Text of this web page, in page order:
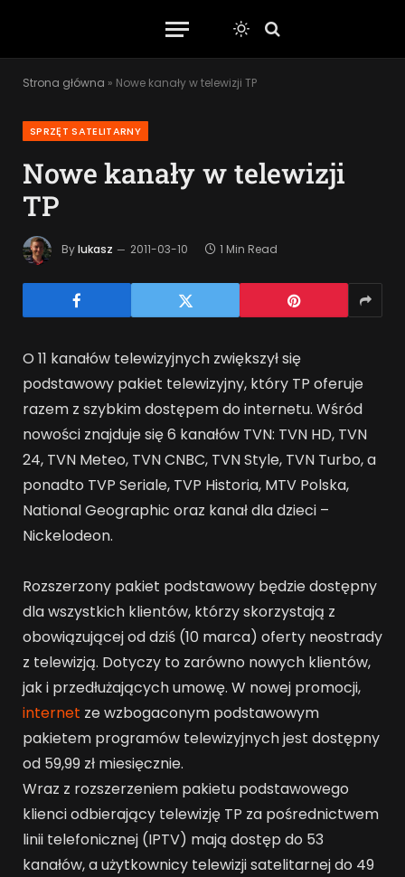
Strona główna » Nowe kanały w telewizji TP
SPRZĘT SATELITARNY
Nowe kanały w telewizji
TP
Bylukasz 2011-03-10 1 Min Read
O 11 kanałów telewizyjnych zwiększył się
podstawowy pakiet telewizyjny, który TP oferuje
razem z szybkim dostępem do internetu. Wśród
nowości znajduje się 6 kanałów TVN: TVN HD, TVN
24, TVN Meteo, TVN CNBC, TVN Style, TVN Turbo, a
ponadto TVP Seriale, TVP Historia, MTV Polska,
National Geographic oraz kanał dla dzieci –
Nickelodeon.
Rozszerzony pakiet podstawowy będzie dostępny
dla wszystkich klientów, którzy skorzystają z
obowiązującej od dziś (10 marca) oferty neostrady
z telewizją. Dotyczy to zarówno nowych klientów,
jak i przedłużających umowę. W nowej promocji,
internet ze wzbogaconym podstawowym
pakietem programów telewizyjnych jest dostępny
od 59,99 zł miesięcznie.
Wraz z rozszerzeniem pakietu podstawowego
klienci odbierający telewizję TP za pośrednictwem
linii telefonicznej (IPTV) mają dostęp do 53
kanałów, a użytkownicy telewizji satelitarnej do 49